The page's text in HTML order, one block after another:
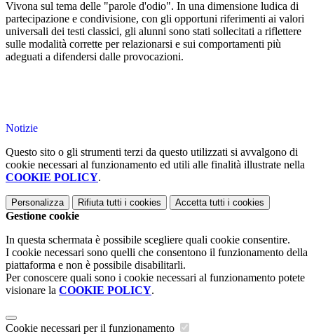
Vivona sul tema delle "parole d'odio". In una dimensione ludica di
partecipazione e condivisione, con gli opportuni riferimenti ai valori
universali dei testi classici, gli alunni sono stati sollecitati a riflettere
sulle modalità corrette per relazionarsi e sui comportamenti più
adeguati a difendersi dalle provocazioni.
Notizie
Questo sito o gli strumenti terzi da questo utilizzati si avvalgono di
cookie necessari al funzionamento ed utili alle finalità illustrate nella
COOKIE POLICY.
Personalizza Rifiuta tutti i cookies Accetta tutti i cookies
Gestione cookie
In questa schermata è possibile scegliere quali cookie consentire.
I cookie necessari sono quelli che consentono il funzionamento della
piattaforma e non è possibile disabilitarli.
Per conoscere quali sono i cookie necessari al funzionamento potete
visionare la COOKIE POLICY.
Cookie necessari per il funzionamento